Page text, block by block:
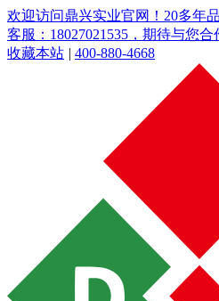
欢迎访问鼎兴实业官网！20多年
客服：18027021535，期待与您合
收藏本站 | 400-880-4668